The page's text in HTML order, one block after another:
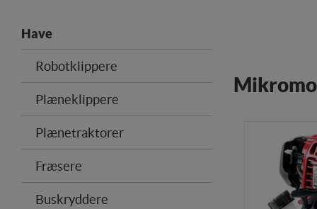
Have
Robotklippere
Plæneklippere
Plænetraktorer
Fræsere
Buskryddere